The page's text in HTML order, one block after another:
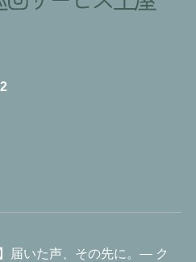
届いた声、その先に。― ク